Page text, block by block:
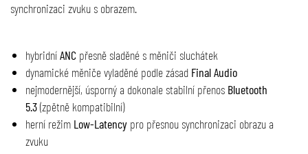
synchronizaci zvuku s obrazem.
hybridníANC přesně sladěné s měniči sluchátek
dynamické měniče vyladěné podle zásad Final Audio
nejmodernější, úsporný a dokonale stabilní přenos Bluetooth
5.3(zpětně kompatibilní)
herní režim Low-Latency pro přesnou synchronizaci obrazu a
zvuku